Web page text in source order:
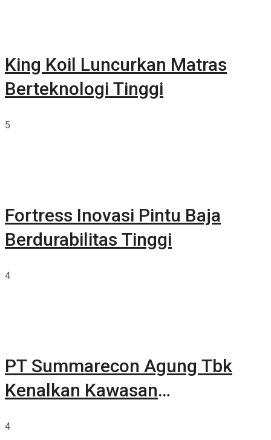
King Koil Luncurkan Matras
Berteknologi Tinggi
5
Fortress Inovasi Pintu Baja
Berdurabilitas Tinggi
4
PT Summarecon Agung Tbk
Kenalkan Kawasan
4